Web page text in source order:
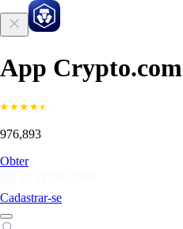
App Crypto.com
976,893
Obter
Cadastrar-se